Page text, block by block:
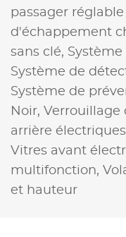
passager
d'échappement
sans clé,
Système de
Système de
Noir, Verrouillage
arrière
Vitres avant
multifonction,
et hauteur